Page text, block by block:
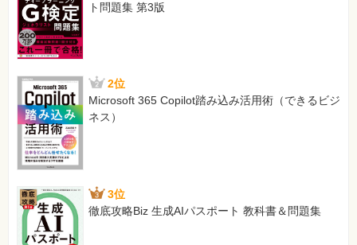
aruaru024.xlsx
[正]
「あるある024」のサンプルファイルはご用意していませ
【 第2刷にて修正 】
101ページ サンプルファイル
[誤]
SAMPLE FILE
aruaru029.xlsx
「あるある029」のサンプルファイルはご用意していませ
ん
【 第2刷にて修正 】
ト問題集 第3版
2位
Microsoft 365 Copilot踏み込み活用術（できるビジ
ネス）
3位
徹底攻略Biz 生成AIパスポート 教科書＆問題集